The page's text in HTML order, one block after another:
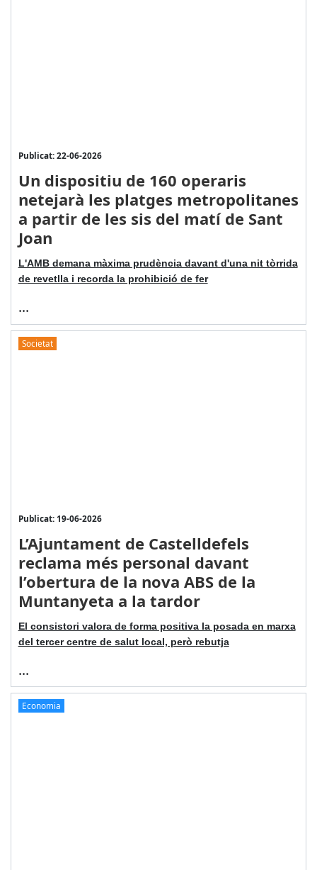
Publicat: 22-06-2026
Un dispositiu de 160 operaris
netejarà les platges metropolitanes
a partir de les sis del matí de Sant
Joan
L'AMB demana màxima prudència davant d'una nit tòrrida
de revetlla i recorda la prohibició de fer
...
Societat
Publicat: 19-06-2026
L’Ajuntament de Castelldefels
reclama més personal davant
l’obertura de la nova ABS de la
Muntanyeta a la tardor
El consistori valora de forma positiva la posada en marxa
del tercer centre de salut local, però rebutja
...
Economia